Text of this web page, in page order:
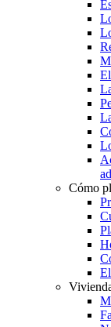
Cómo